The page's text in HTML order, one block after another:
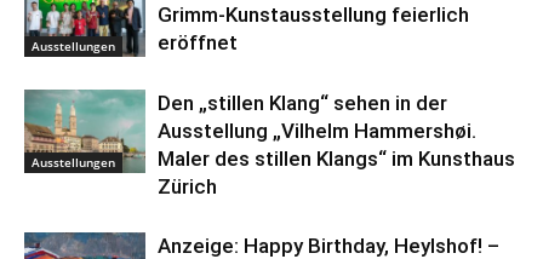
Ausstellungen
Grimm-Kunstausstellung feierlich
eröffnet
Ausstellungen
Den „stillen Klang“ sehen in der
Ausstellung „Vilhelm Hammershøi.
Maler des stillen Klangs“ im Kunsthaus
Zürich
Anzeige: Happy Birthday, Heylshof! –